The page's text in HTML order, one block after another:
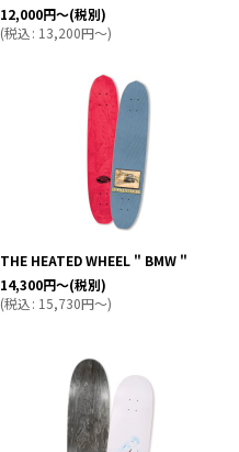
12,000円～(税別)
(税込: 13,200円～)
THE HEATED WHEEL " BMW "
14,300円～(税別)
(税込: 15,730円～)